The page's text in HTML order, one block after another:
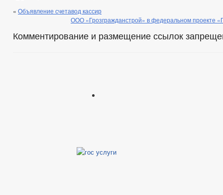
« Объявление счетавод кассир
ООО «Грозгражданстрой» в федеральном проекте
Комментирование и размещение ссылок